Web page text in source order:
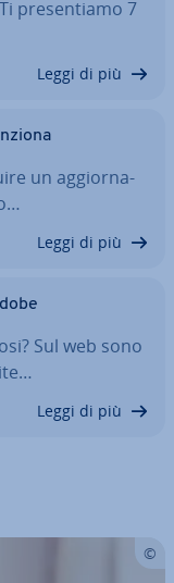
pre­sen­tia­mo 7
Leggi di più
un ag­gior­na­
Leggi di più
Sul web sono
Leggi di più